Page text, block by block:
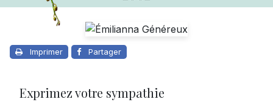
Imprimer Partager
Exprimez votre sympathie